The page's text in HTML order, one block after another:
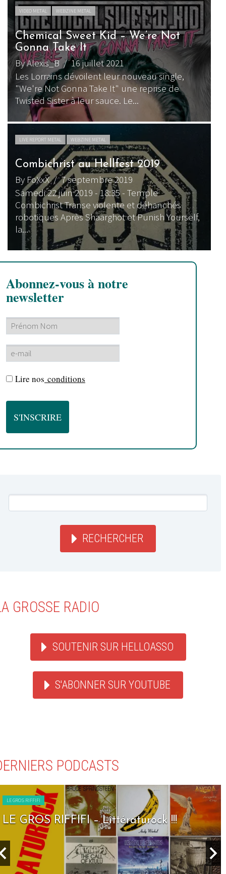
VIDEO METAL WEBZINE METAL
Chemical Sweet Kid – We’re Not
Gonna Take It
By Alexis_B/ 16 juillet 2021
Les Lorrains dévoilent leur nouveau single,
"We're Not Gonna Take It" une reprise de
Twisted Sister à leur sauce. Le...
LIVE REPORT METAL WEBZINE METAL
Combichrist au Hellfest 2019
By FoXxX/ 7 septembre 2019
Samedi 22 juin 2019 - 18:35 - Temple
Combichrist Transe violente et déhanchés
robotiques Après Shaarghot et Punish Yourself,
la...
Abonnez-vous à notre
newsletter
Lire nos conditions
RECHERCHER
GROSSE RADIO
SOUTENIR SUR HELLOASSO
S'ABONNER SUR YOUTUBE
PODCASTS
LE GROS RIFFIFI
LE GROS RIFFIFI – Littératurock !!!